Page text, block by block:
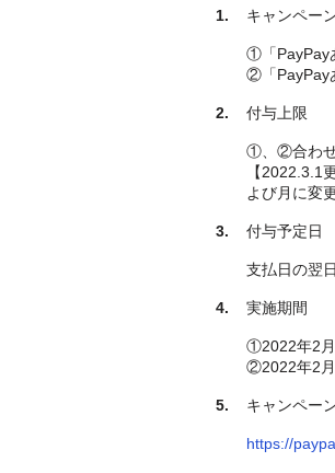
キャンペー
①「PayPay
②「PayPay
付与上限
①、②合わせ
【
よび月に変
付与予定日
支払日の翌
実施期間
①2022年2月
②2022年2月
キャンペー
https://